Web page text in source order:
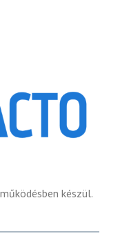
készül.